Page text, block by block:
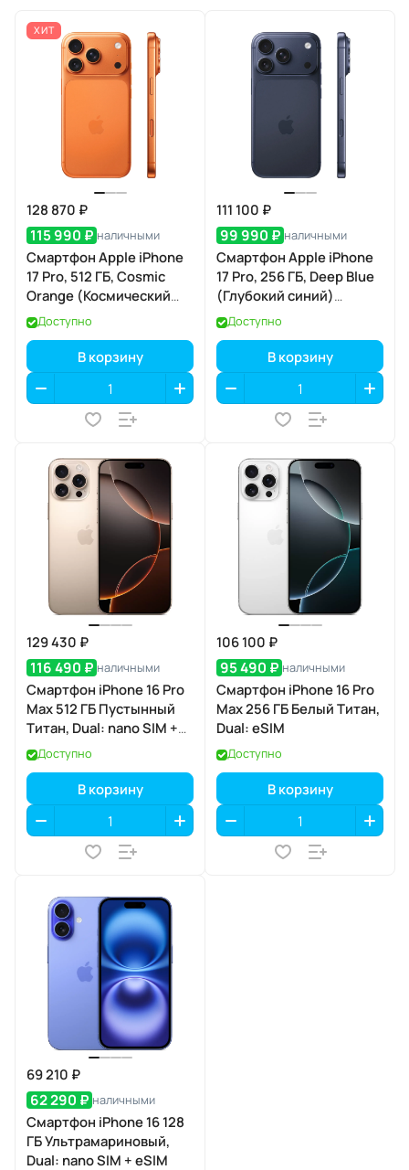
ХИТ
128 870 ₽
115 990 ₽ наличными
Смартфон Apple iPhone
17 Pro, 512 ГБ, Cosmic
Orange (Космический
оранжевый) SIM+eSIM
Доступно
В корзину
111 100 ₽
99 990 ₽ наличными
Смартфон Apple iPhone
17 Pro, 256 ГБ, Deep Blue
(Глубокий синий)
SIM+eSIM
Доступно
В корзину
129 430 ₽
116 490 ₽ наличными
Смартфон iPhone 16 Pro
Max 512 ГБ Пустынный
Титан, Dual: nano SIM +
eSIM
Доступно
В корзину
106 100 ₽
95 490 ₽ наличными
Смартфон iPhone 16 Pro
Max 256 ГБ Белый Титан,
Dual: eSIM
Доступно
В корзину
69 210 ₽
62 290 ₽ наличными
Смартфон iPhone 16 128
ГБ Ультрамариновый,
Dual: nano SIM + eSIM